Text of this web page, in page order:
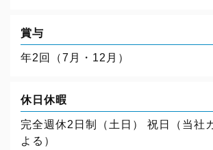
賞与
年2回（7月・12月）
休日休暇
完全週休2日制（土日） 祝日（当社
よる）